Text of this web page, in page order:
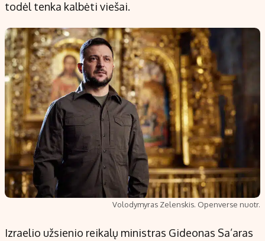
todėl tenka kalbėti viešai.
Volodymyras Zelenskis. Openverse nuotr.
Izraelio užsienio reikalų ministras Gideonas Sa’aras